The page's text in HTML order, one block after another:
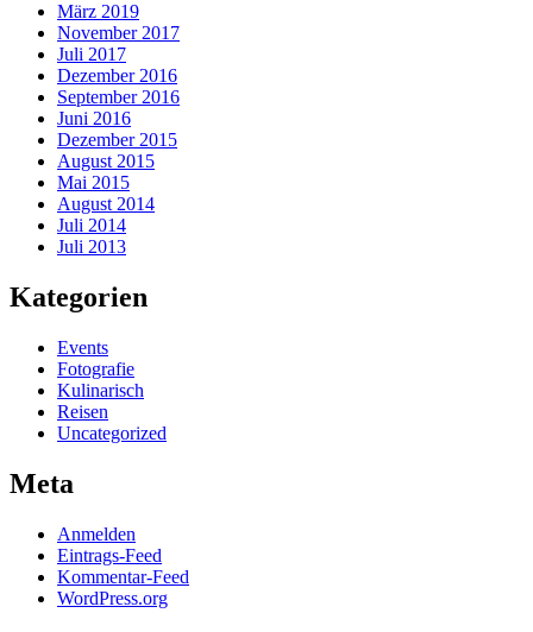
März 2019
November 2017
Juli 2017
Dezember 2016
September 2016
Juni 2016
Dezember 2015
August 2015
Mai 2015
August 2014
Juli 2014
Juli 2013
Kategorien
Events
Fotografie
Kulinarisch
Reisen
Uncategorized
Meta
Anmelden
Eintrags-Feed
Kommentar-Feed
WordPress.org